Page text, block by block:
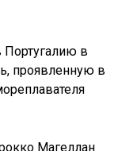
Португалию в
проявленную в
Магеллан